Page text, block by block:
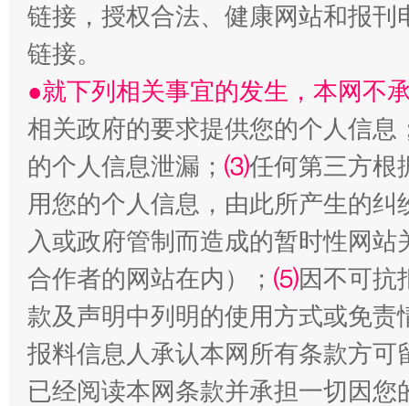
受贿1.44亿！段成刚被判无期 从幼
链接，授权合法、健康网站和报
链接。
●就下列相关事宜的发生，本网不
相关政府的要求提供您的个人信息
的个人信息泄漏； ⑶任何第三方根
用您的个人信息，由此所产生的纠
入或政府管制而造成的暂时性网
合作者的网站在内）； ⑸因不可抗
款及声明中列明的使用方式或免责
报料信息人承认本网所有条款方
已经阅读本网条款并承担一切因